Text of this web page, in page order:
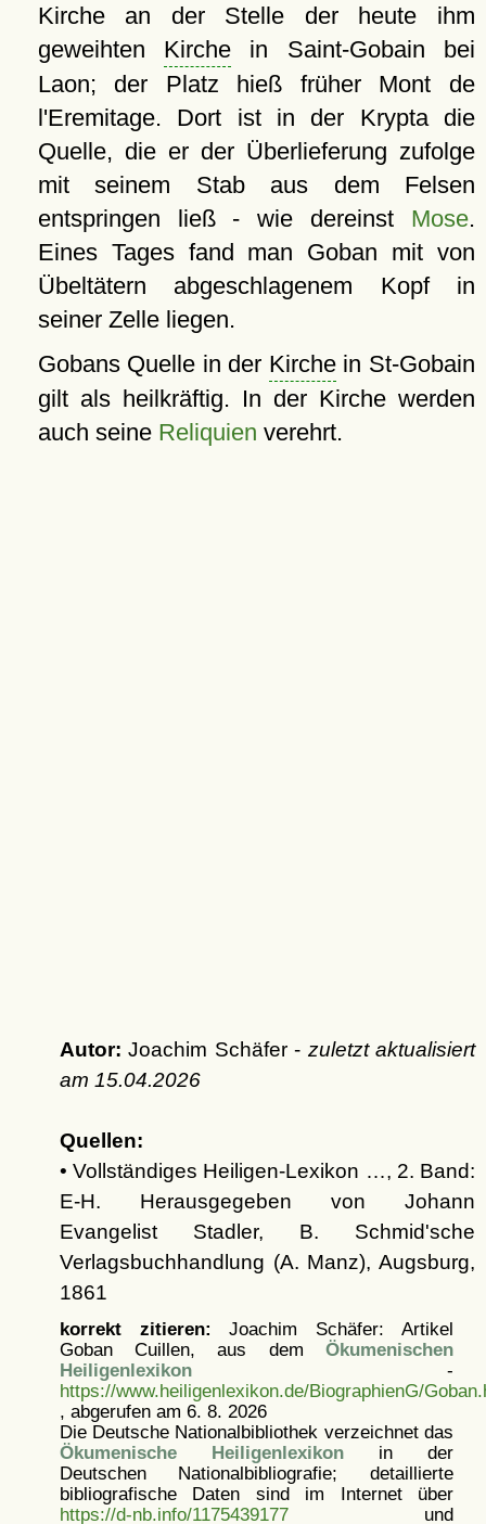
Kirche an der Stelle der heute ihm
geweihten Kirche in Saint-Gobain bei
Laon; der Platz hieß früher Mont de
l'Eremitage. Dort ist in der Krypta die
Quelle, die er der Überlieferung zufolge
mit seinem Stab aus dem Felsen
entspringen ließ - wie dereinst Mose.
Eines Tages fand man Goban mit von
Übeltätern abgeschlagenem Kopf in
seiner Zelle liegen.
Gobans Quelle in der Kirchein St-Gobain
gilt als heilkräftig. In der Kirche werden
auch seine Reliquien verehrt.
Autor: Joachim Schäfer - zuletzt aktualisiert
am 15.04.2026
Quellen:
• Vollständiges Heiligen-Lexikon …, 2. Band:
E-H. Herausgegeben von Johann
Evangelist Stadler, B. Schmid'sche
Verlagsbuchhandlung (A. Manz), Augsburg,
1861
korrekt zitieren: Joachim Schäfer: Artikel
Goban Cuillen, aus dem Ökumenischen
Heiligenlexikon-
https://www.heiligenlexikon.de/BiographienG/
, abgerufen am 6. 8. 2026
Die Deutsche Nationalbibliothek verzeichnet das
Ökumenische Heiligenlexikonin der
Deutschen Nationalbibliografie; detaillierte
bibliografische Daten sind im Internet über
https://d-nb.info/1175439177und